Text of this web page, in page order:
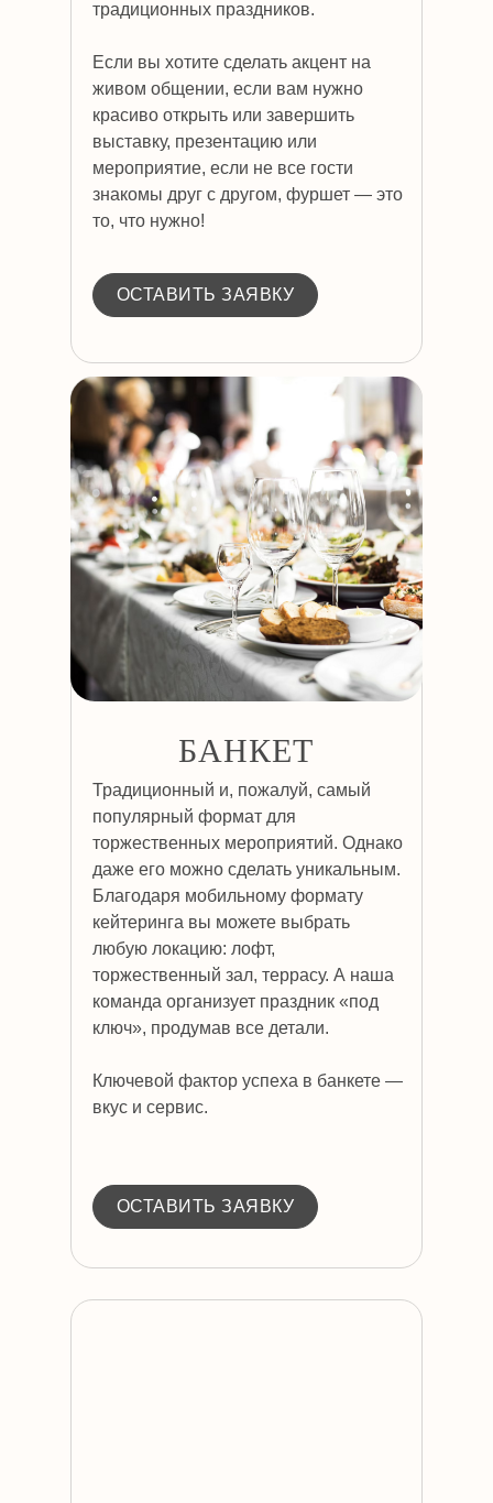
традиционных праздников.
Если вы хотите сделать акцент на
живом общении, если вам нужно
красиво открыть или завершить
выставку, презентацию или
мероприятие, если не все гости
знакомы друг с другом, фуршет — это
то, что нужно!
БАНКЕТ
Традиционный и, пожалуй, самый
популярный формат для
торжественных мероприятий. Однако
даже его можно сделать уникальным.
Благодаря мобильному формату
кейтеринга вы можете выбрать
любую локацию: лофт,
торжественный зал, террасу. А наша
команда организует праздник «под
ключ», продумав все детали.
Ключевой фактор успеха в банкете —
вкус и сервис.
ОСТАВИТЬ ЗАЯВКУ
ОСТАВИТЬ ЗАЯВКУ